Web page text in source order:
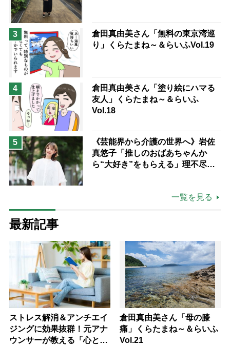
3
倉田真由美さん「無料の東京湾巡
り」くらたまね～＆らいふVol.19
4
倉田真由美さん「塗り絵にハマる
友人」くらたまね～＆らいふ
Vol.18
5
《芸能界から介護の世界へ》岩佐
真悠子「推しのおばあちゃんか
ら“大好き”をもらえる」理不尽さ
一覧を見る
最新記事
ストレス解消＆アンチエイ
ジングに効果抜群！元アナ
ウンサーが教える「心と体
倉田真由美さん「母の膝
痛」くらたまね～＆らいふ
Vol.21